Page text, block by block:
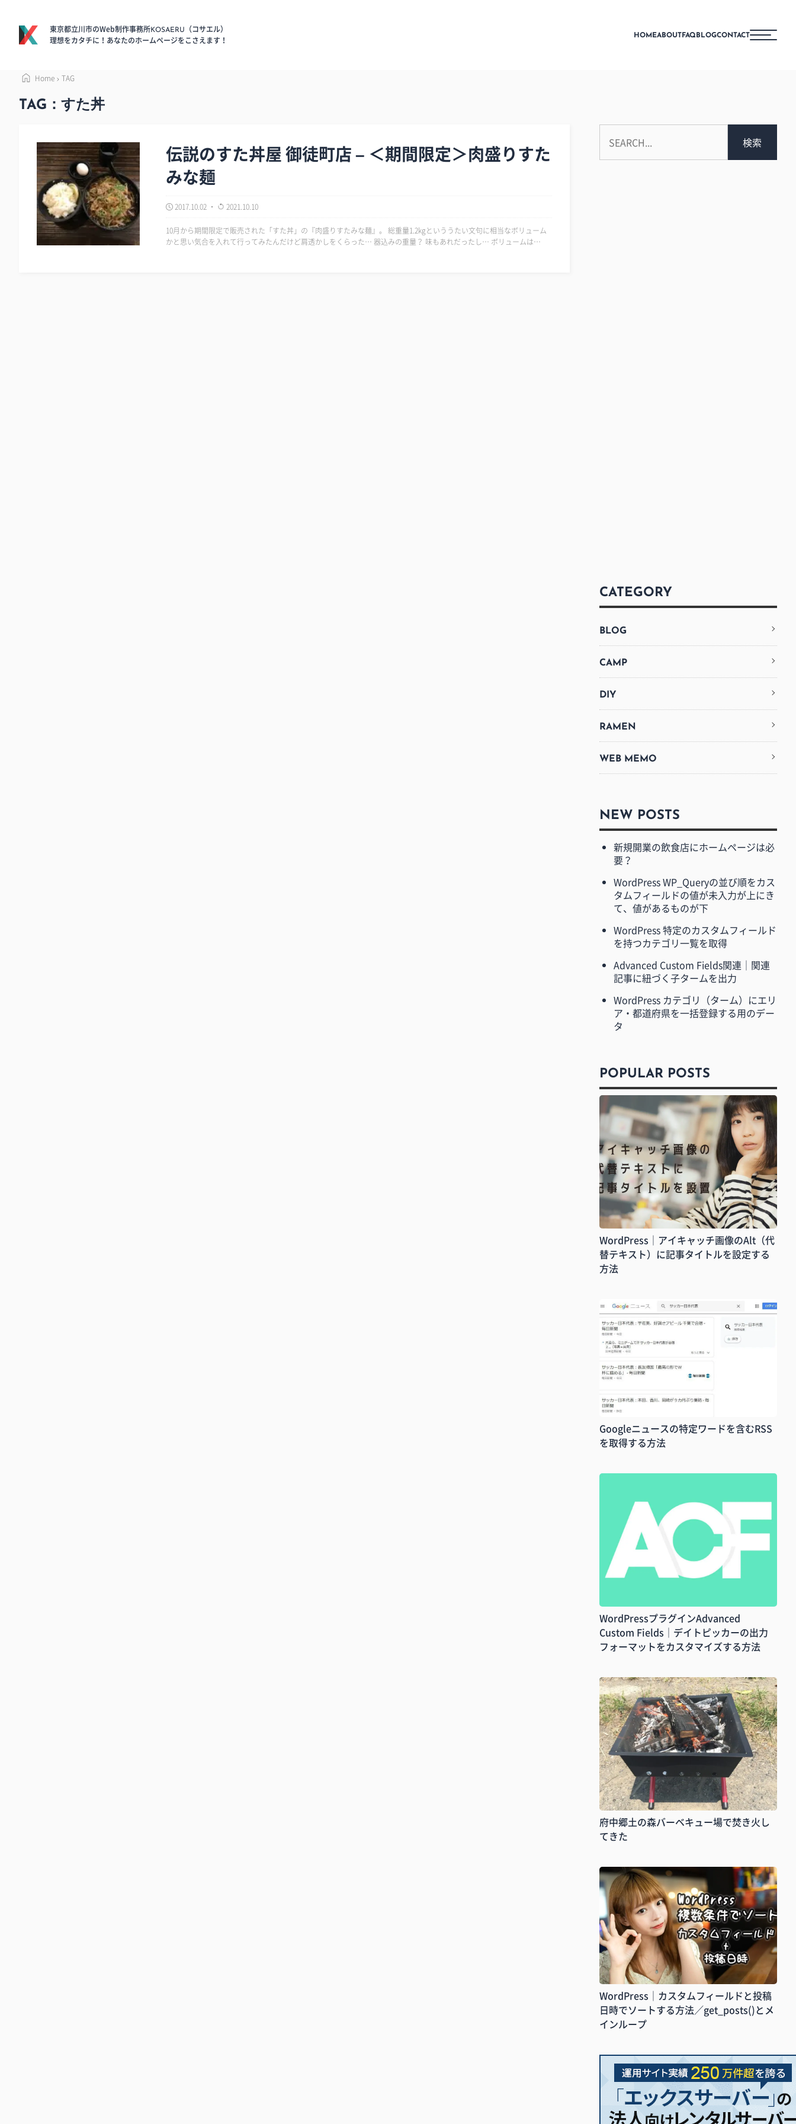
東京都立川市のWeb制作事務所KOSAERU
（コサエル）
理想をカタチに！あなたのホームページをこさえます！
HOMEABOUTFAQBLOGCONTACT
Home TAG
TAG：すた丼
伝説のすた丼屋 御徒町店 – ＜期間限定＞肉盛りすた
みな麺
2017.10.02 2021.10.10
10月から期間限定で販売された「すた丼」の『肉盛りすたみな麺』。 総重量1.2kgといううたい文句に相当なボリューム
かと思い気合を入れて行ってみたんだけど肩透かしをくらった… 器込みの重量？ 味もあれだったし… ボリュームは
検索
CATEGORY
BLOG
CAMP
DIY
RAMEN
WEB MEMO
NEW POSTS
新規開業の飲食店にホームページは必
要？
WordPress WP_Queryの並び順をカス
タムフィールドの値が未入力が上にき
て、値があるものが下
WordPress 特定のカスタムフィールド
を持つカテゴリ一覧を取得
Advanced Custom Fields関連｜関連
記事に紐づく子タームを出力
WordPress カテゴリ（ターム）にエリ
ア・都道府県を一括登録する用のデー
タ
POPULAR POSTS
WordPress｜アイキャッチ画像のAlt（代
替テキスト）に記事タイトルを設定する
方法
Googleニュースの特定ワードを含むRSS
を取得する方法
WordPressプラグインAdvanced
Custom Fields｜デイトピッカーの出力
フォーマットをカスタマイズする方法
府中郷土の森バーベキュー場で焚き火し
てきた
WordPress｜カスタムフィールドと投稿
日時でソートする方法／get_posts()とメ
インループ